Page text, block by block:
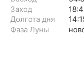
Заход
Долгота дня
Фаза Луны